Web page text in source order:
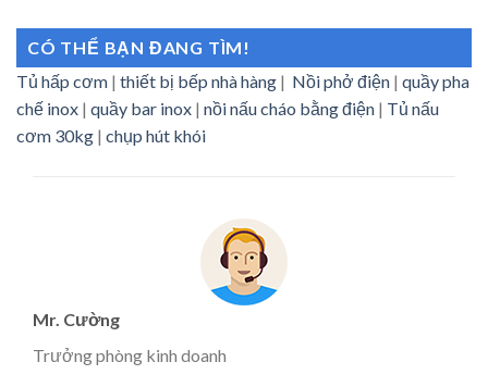
CÓ THỂ BẠN ĐANG TÌM!
Tủ hấp cơm | thiết bị bếp nhà hàng | Nồi phở điện | quầy pha
chế inox | quầy bar inox | nồi nấu cháo bằng điện | Tủ nấu
cơm 30kg | chụp hút khói
Mr. Cường
Trưởng phòng kinh doanh